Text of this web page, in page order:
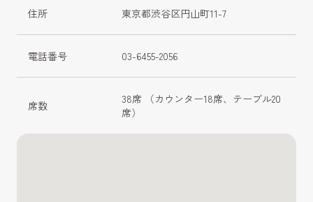
住所 東京都渋谷区円山町11-7
電話番号 03-6455-2056
席数
38席 （カウンター18席、テーブル20
席）